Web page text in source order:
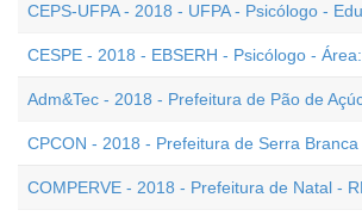
CEPS-UFPA - 2018 - UFPA - Psicólogo -
CESPE - 2018 - EBSERH - Psicólogo -
Adm&Tec - 2018 - Prefeitura de Pão de
CPCON - 2018 - Prefeitura de Serra
COMPERVE - 2018 - Prefeitura de Natal -